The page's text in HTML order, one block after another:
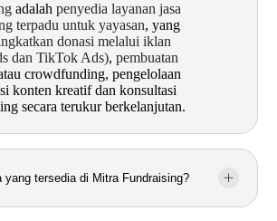
adalahpenyedia layanan jasa
terpadu untuk yayasan, yang
donasi melalui iklan
dan TikTok Ads),pembuatan
crowdfunding, pengelolaan
konten kreatif dan konsultasi
secara terukur berkelanjutan.
yang tersedia di Mitra Fundraising?